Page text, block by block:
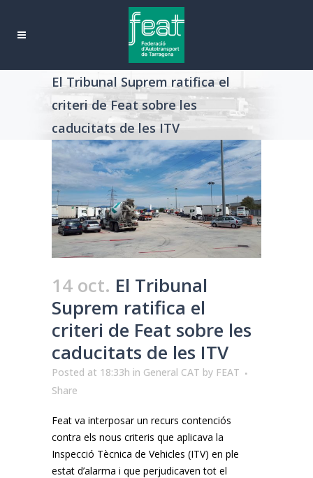
El Tribunal Suprem ratifica el
criteri de Feat sobre les
caducitats de les ITV
14 oct. El Tribunal
Suprem ratifica el
criteri de Feat sobre les
caducitats de les ITV
Posted at 18:33h in General CAT by FEAT
Share
Feat va interposar un recurs contenciós
contra els nous criteris que aplicava la
Inspecció Tècnica de Vehicles (ITV) en ple
estat d’alarma i que perjudicaven tot el